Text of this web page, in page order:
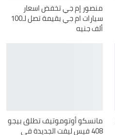
منصور إم جي تخفض اسعار
سيارات ام جي بقيمة تصل لـ100
ألف جنيه
مانسكو أوتوموتيف تطلق بيجو
408 فيس ليفت الجديدة في